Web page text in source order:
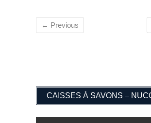
← Previous
CAISSES À SAVONS –